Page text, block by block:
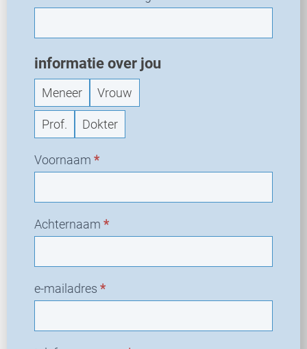
informatie over jou
Meneer Vrouw
Prof. Dokter
Voornaam *
Achternaam *
e-mailadres *